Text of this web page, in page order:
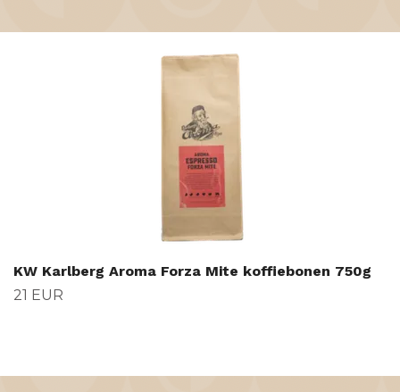
KW Karlberg Aroma Forza Mite koffiebonen 750g
21 EUR